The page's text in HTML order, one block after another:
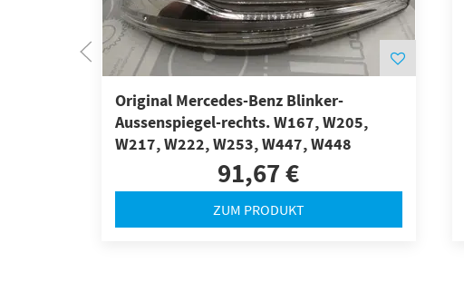
Original Mercedes-Benz Blinker-
Aussenspiegel-rechts. W167, W205,
W217, W222, W253, W447, W448
91,67 €
ZUM PRODUKT